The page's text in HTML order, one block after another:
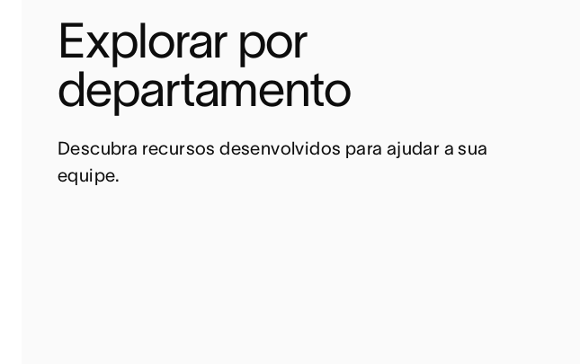
Explorar por
departamento
Descubra recursos desenvolvidos para ajudar a sua
equipe.